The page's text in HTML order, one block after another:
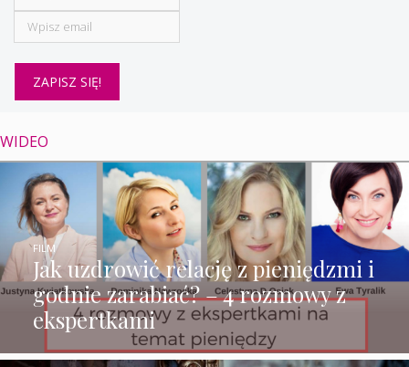
WIDEO
Jak uzdrowić relację z pieniędzmi i
godnie zarabiać? – 4 rozmowy z
ekspertkami
FILM